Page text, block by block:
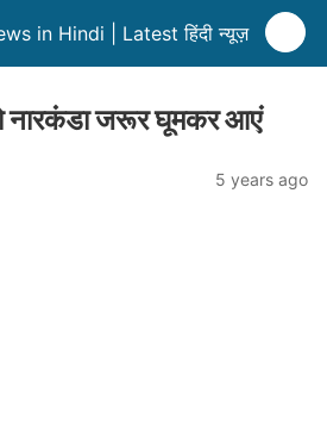
in Hindi | Latest हिंदी न्यूज़
नारकंडा जरूर घूमकर आएं
5 years ago